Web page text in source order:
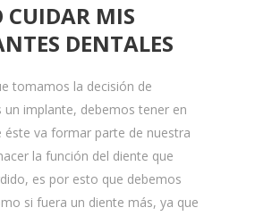
CUIDAR MIS
DENTALES
tomamos la decisión de
un implante, debemos tener en
éste va formar parte de nuestra
la función del diente que
es por esto que debemos
si fuera un diente más, ya que